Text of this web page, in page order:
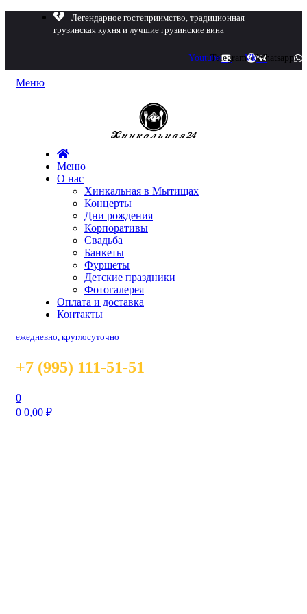
Легендарное гостеприимство, традиционная
грузинская кухня и лучшие грузинские вина
YoutubeTelegramVkWhatsapp
Меню
Меню
О нас
Хинкальная в Мытищах
Концерты
Дни рождения
Корпоративы
Свадьба
Банкеты
Фуршеты
Детские праздники
Фотогалерея
Оплата и доставка
Контакты
ежедневно, круглосуточно
+7 (995) 111-51-51
0
0 0,00 ₽